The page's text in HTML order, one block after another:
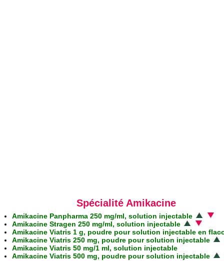
Spécialité Amikacine
Amikacine Panpharma 250 mg/ml, solution injectable
Amikacine Stragen 250 mg/ml, solution injectable
Amikacine Viatris 1 g, poudre pour solution injectable en
Amikacine Viatris 250 mg, poudre pour solution injectable
Amikacine Viatris 50 mg/1 ml, solution injectable
Amikacine Viatris 500 mg, poudre pour solution injectable